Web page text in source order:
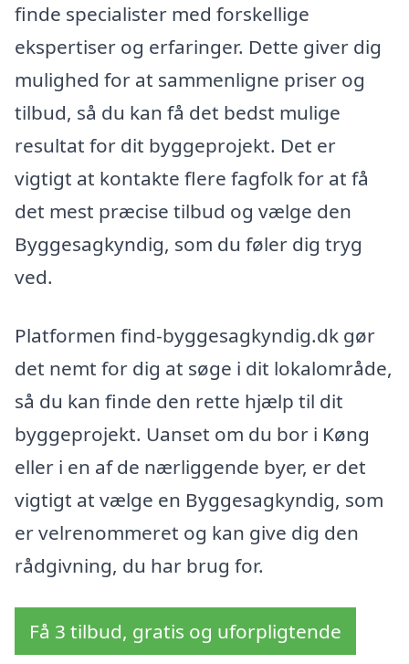
finde specialister med forskellige
ekspertiser og erfaringer. Dette giver dig
mulighed for at sammenligne priser og
tilbud, så du kan få det bedst mulige
resultat for dit byggeprojekt. Det er
vigtigt at kontakte flere fagfolk for at få
det mest præcise tilbud og vælge den
Byggesagkyndig, som du føler dig tryg
ved.
Platformen find-byggesagkyndig.dk gør
det nemt for dig at søge i dit lokalområde,
så du kan finde den rette hjælp til dit
byggeprojekt. Uanset om du bor i Køng
eller i en af de nærliggende byer, er det
vigtigt at vælge en Byggesagkyndig, som
er velrenommeret og kan give dig den
rådgivning, du har brug for.
Få 3 tilbud, gratis og uforpligtende